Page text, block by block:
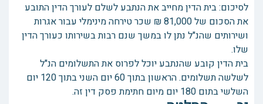
לסיכום: בית הדין מחייב את הנתבע לשלם לעורך הדין התובע
את הסכום של 81,000 ₪ שכר טירחה מינימלי עבור אגרות
ושירותים שהנ"ל נתן לו במשך שנם רבות בשירותו כעורך הדין
שלו.
בית הדין קובע שהנתבע יוכל לפרוס את התשלומים הנ"ל
לשלשה תשלומים. הראשון בתוך 60 יום השני בתוך 120 יום
השלשי בתום 180 יום מיום חתימת פסק דין זה.